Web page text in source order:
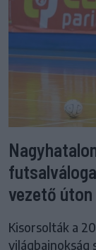
vezető úton
Kisorsolták a
világbajnokság